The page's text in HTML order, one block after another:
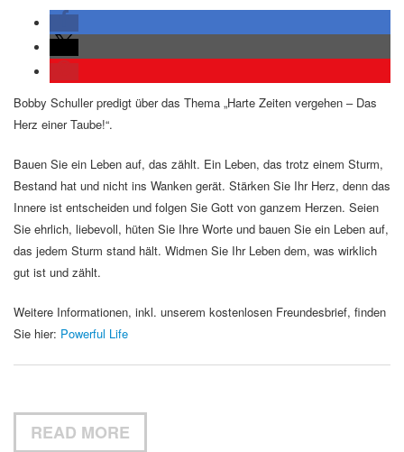
Bobby Schuller predigt über das Thema „Harte Zeiten vergehen – Das
Herz einer Taube!“.
Bauen Sie ein Leben auf, das zählt. Ein Leben, das trotz einem Sturm,
Bestand hat und nicht ins Wanken gerät. Stärken Sie Ihr Herz, denn das
Innere ist entscheiden und folgen Sie Gott von ganzem Herzen. Seien
Sie ehrlich, liebevoll, hüten Sie Ihre Worte und bauen Sie ein Leben auf,
das jedem Sturm stand hält. Widmen Sie Ihr Leben dem, was wirklich
gut ist und zählt.
Weitere Informationen, inkl. unserem kostenlosen Freundesbrief, finden
Sie hier: Powerful Life
READ MORE